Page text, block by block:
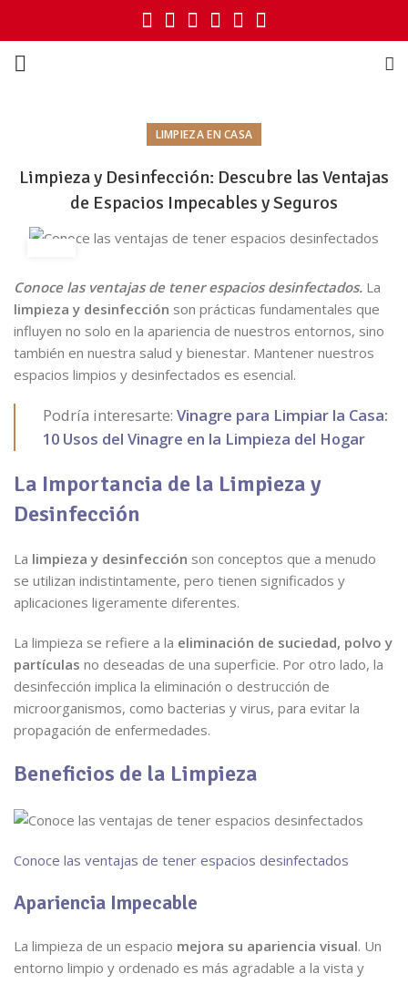
LIMPIEZA EN CASA
Limpieza y Desinfección: Descubre las Ventajas
de Espacios Impecables y Seguros
Conoce las ventajas de tener espacios desinfectados. La
limpieza y desinfección son prácticas fundamentales que
influyen no solo en la apariencia de nuestros entornos, sino
también en nuestra salud y bienestar. Mantener nuestros
espacios limpios y desinfectados es esencial.
Podría interesarte: Vinagre para Limpiar la Casa:
10 Usos del Vinagre en la Limpieza del Hogar
La Importancia de la Limpieza y
Desinfección
La limpieza y desinfección son conceptos que a menudo
se utilizan indistintamente, pero tienen significados y
aplicaciones ligeramente diferentes.
La limpieza se refiere a la eliminación de suciedad, polvo y
partículas no deseadas de una superficie. Por otro lado, la
desinfección implica la eliminación o destrucción de
microorganismos, como bacterias y virus, para evitar la
propagación de enfermedades.
Beneficios de la Limpieza
Conoce las ventajas de tener espacios desinfectados
Apariencia Impecable
La limpieza de un espacio mejora su apariencia visual. Un
entorno limpio y ordenado es más agradable a la vista y